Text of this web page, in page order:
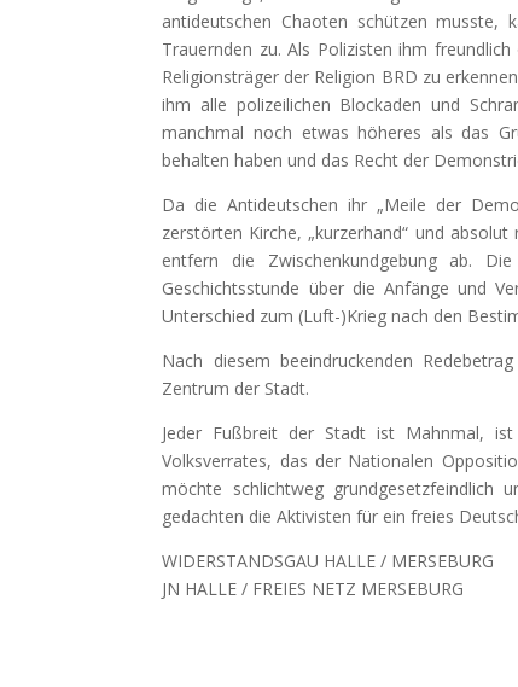
antideutschen Chaoten schützen
Trauernden zu. Als Polizisten ihm
Religionsträger der Religion BRD zu
ihm alle polizeilichen Blockaden und
manchmal noch etwas höheres als das
behalten haben und das Recht der
Da die Antideutschen ihr „Meile der
zerstörten Kirche, „kurzerhand“ und
entfern die Zwischenkundgebung ab.
Geschichtsstunde über die Anfänge und
Unterschied zum (Luft-)Krieg nach den
Nach diesem beeindruckenden
Zentrum der Stadt.
Jeder Fußbreit der Stadt ist Mahnmal,
Volksverrates, das der Nationalen
möchte schlichtweg grundgesetzfeindlich
gedachten die Aktivisten für ein freies
WIDERSTANDSGAU HALLE / MERSEBURG
JN HALLE / FREIES NETZ MERSEBURG